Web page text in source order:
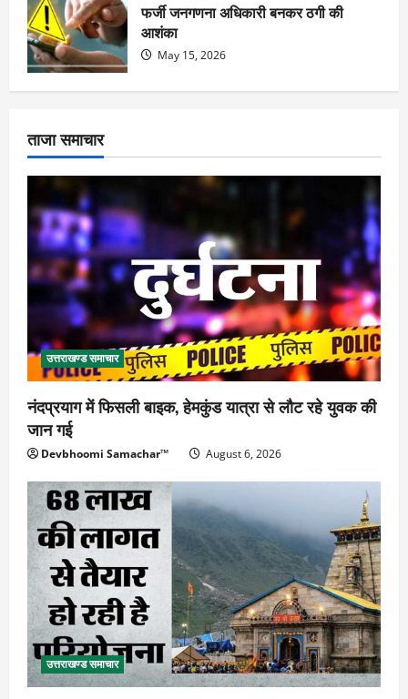
फर्जी जनगणना अधिकारी बनकर ठगी की
आशंका
May 15, 2026
ताजा समाचार
उत्तराखण्ड समाचार
नंदप्रयाग में फिसली बाइक, हेमकुंड यात्रा से लौट रहे युवक की
जान गई
Devbhoomi Samachar™ August 6, 2026
उत्तराखण्ड समाचार